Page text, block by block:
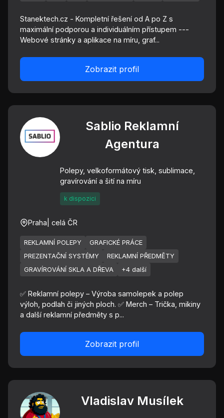
Stanektech.cz - Kompletní řešení od A po Z s
maximální podporou a individuálním přístupem ---
Webové stránky a aplikace na míru, graf...
Zobrazit profil
Sablio Reklamní
Agentura
Polepy, velkoformátový tisk, sublimace,
gravírování a šití na míru
k dispozici
Praha | celá ČR
REKLAMNÍ POLEPY
GRAFICKÉ PRÁCE
PREZENTAČNÍ SYSTÉMY
REKLAMNÍ PŘEDMĚTY
GRAVÍROVÁNÍ SKLA A DŘEVA
+4 další
✅ Reklamní polepy – Výroba samolepek a polep
výloh, podlah či jiných ploch. ✅ Merch – Trička, mikiny
a další reklamní předměty s p...
Zobrazit profil
Vladislav Musílek